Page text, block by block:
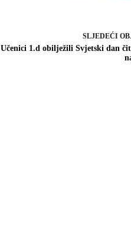
SLJEDEĆI
Učenici 1.d obilježili Svjetski dan